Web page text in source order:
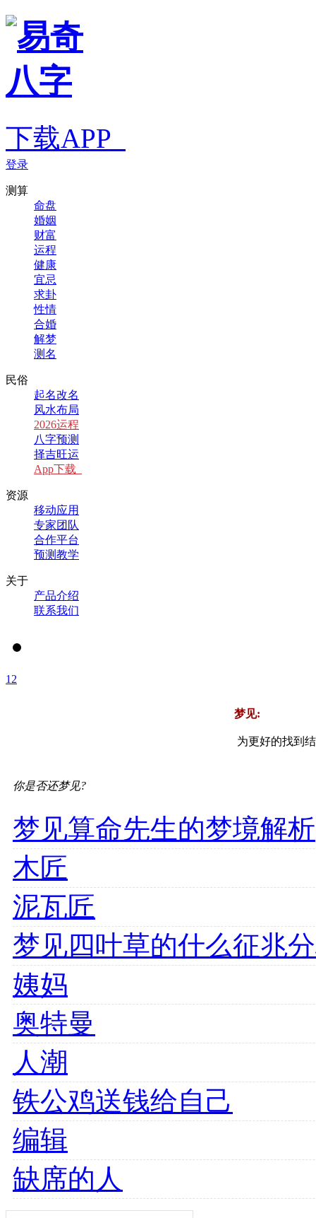
下载APP
登录
测算
命盘
婚姻
财富
运程
健康
宜忌
求卦
性情
合婚
解梦
测名
民俗
起名改名
风水布局
2026运程
八字预测
择吉旺运
App下载
资源
移动应用
专家团队
合作平台
预测教学
关于
产品介绍
联系我们
1 2
梦见:
为更好的找到
你是否还梦见?
梦见算命先生的梦境解析
木匠
泥瓦匠
梦见四叶草的什么征兆
姨妈
奥特曼
人潮
铁公鸡送钱给自己
编辑
缺席的人